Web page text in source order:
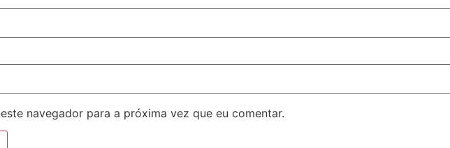
navegador para a próxima vez que eu comentar.